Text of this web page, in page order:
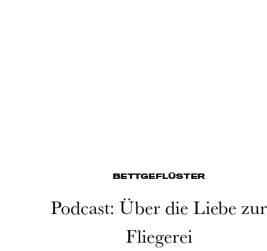
BETTGEFLÜSTER
Podcast: Über die Liebe zur
Fliegerei